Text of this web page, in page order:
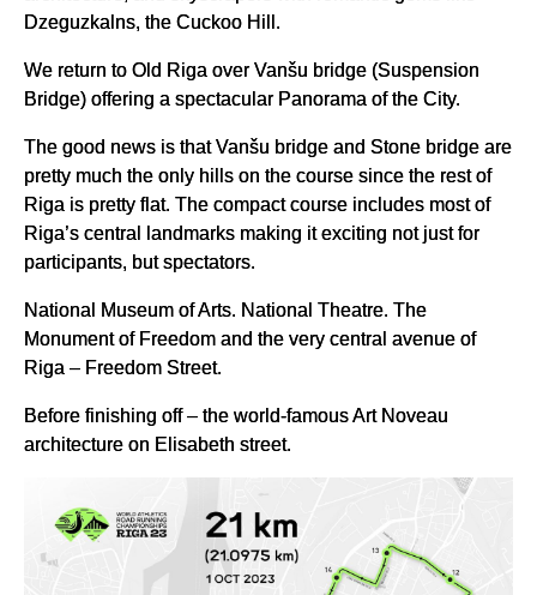
Dzeguzkalns, the Cuckoo Hill.
We return to Old Riga over Vanšu bridge (Suspension
Bridge) offering a spectacular Panorama of the City.
The good news is that Vanšu bridge and Stone bridge are
pretty much the only hills on the course since the rest of
Riga is pretty flat. The compact course includes most of
Riga’s central landmarks making it exciting not just for
participants, but spectators.
National Museum of Arts. National Theatre. The
Monument of Freedom and the very central avenue of
Riga – Freedom Street.
Before finishing off – the world-famous Art Noveau
architecture on Elisabeth street.